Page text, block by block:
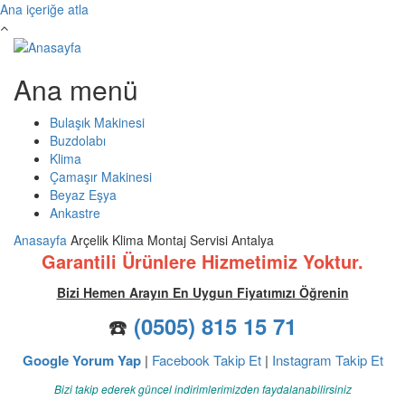
Ana içeriğe atla
Ana menü
Bulaşık Makinesi
Buzdolabı
Klima
Çamaşır Makinesi
Beyaz Eşya
Ankastre
Anasayfa Arçelik Klima Montaj Servisi Antalya
Garantili Ürünlere Hizmetimiz Yoktur.
Bizi Hemen Arayın En Uygun Fiyatımızı Öğrenin
☎️ (0505) 815 15 71
Google Yorum Yap| Facebook Takip Et| Instagram Takip Et
Bizi takip ederek güncel indirimlerimizden faydalanabilirsiniz